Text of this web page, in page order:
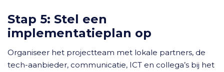
Stap 5: Stel een
implementatieplan op
Organiseer het projectteam met lokale partners, de
tech-aanbieder, communicatie, ICT en collega’s bij het